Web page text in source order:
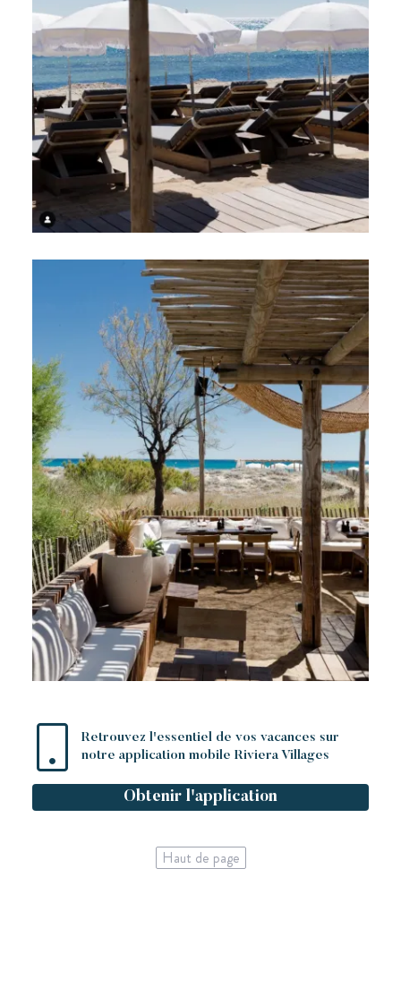
Un paradis sauvage aux deux ambiances
Retrouvez l'essentiel de vos vacances sur
notre application mobile Riviera Villages
Obtenir l'application
Haut de page